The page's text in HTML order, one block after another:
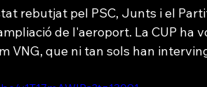
rebutjat pel PSC, Junts i el
de l'aeroport. La CUP ha
VNG, que ni tan sols han